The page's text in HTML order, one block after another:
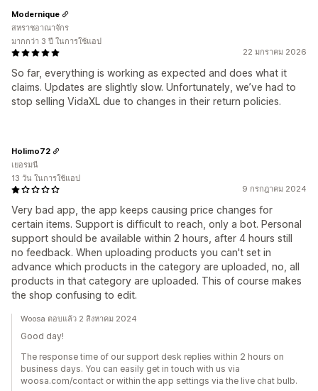
22 มกราคม 2026
So far, everything is working as expected and does what it
claims. Updates are slightly slow. Unfortunately, we’ve had to
stop selling VidaXL due to changes in their return policies.
Modernique
สหราชอาณาจักร
มากกว่า 3 ปี ในการใช้แอป
9 กรกฎาคม 2024
Very bad app, the app keeps causing price changes for
certain items. Support is difficult to reach, only a bot. Personal
support should be available within 2 hours, after 4 hours still
no feedback. When uploading products you can't set in
advance which products in the category are uploaded, no, all
products in that category are uploaded. This of course makes
the shop confusing to edit.
Holimo72
เยอรมนี
13 วัน ในการใช้แอป
Woosa ตอบแล้ว 2 สิงหาคม 2024
Good day!
The response time of our support desk replies within 2 hours on
business days. You can easily get in touch with us via
woosa.com/contact or within the app settings via the live chat bulb.